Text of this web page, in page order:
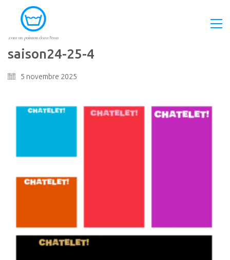
saison24-25-4
5 novembre 2025